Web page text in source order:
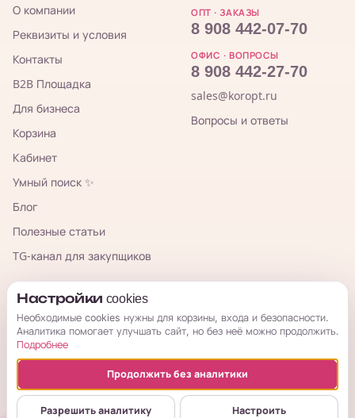
О компании
Реквизиты и условия
Контакты
B2B Площадка
Для бизнеса
Корзина
Кабинет
Умный поиск ✨
Блог
Полезные статьи
TG-канал для закупщиков
ОПТ · ЗАКАЗЫ
8 908 442-07-70
ОФИС · ВОПРОСЫ
8 908 442-27-70
sales@koropt.ru
Вопросы и ответы
КорОпт
© 2026 КорОпт. Корейские и китайские товары из Владивостока.
ИП Галицкая Мария Сергеевна · ИНН 253909697776 · ОГРНИП
314254321800034
Настройки cookies
Необходимые cookies нужны для корзины, входа и безопасности.
Аналитика помогает улучшать сайт, но без неё можно продолжить.
Подробнее
Продолжить без аналитики
Разрешить аналитику Настроить